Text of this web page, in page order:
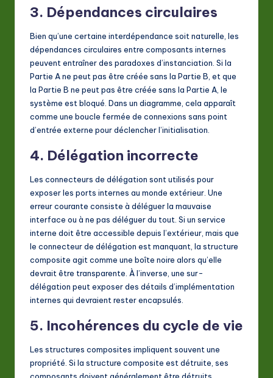
3. Dépendances circulaires
Bien qu’une certaine interdépendance soit naturelle, les
dépendances circulaires entre composants internes
peuvent entraîner des paradoxes d’instanciation. Si la
Partie A ne peut pas être créée sans la Partie B, et que
la Partie B ne peut pas être créée sans la Partie A, le
système est bloqué. Dans un diagramme, cela apparaît
comme une boucle fermée de connexions sans point
d’entrée externe pour déclencher l’initialisation.
4. Délégation incorrecte
Les connecteurs de délégation sont utilisés pour
exposer les ports internes au monde extérieur. Une
erreur courante consiste à déléguer la mauvaise
interface ou à ne pas déléguer du tout. Si un service
interne doit être accessible depuis l’extérieur, mais que
le connecteur de délégation est manquant, la structure
composite agit comme une boîte noire alors qu’elle
devrait être transparente. À l’inverse, une sur-
délégation peut exposer des détails d’implémentation
internes qui devraient rester encapsulés.
5. Incohérences du cycle de vie
Les structures composites impliquent souvent une
propriété. Si la structure composite est détruite, ses